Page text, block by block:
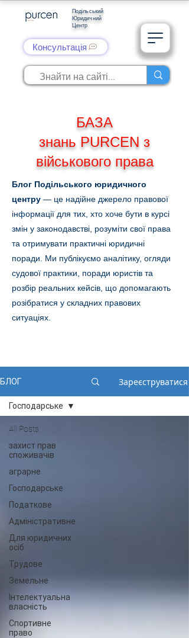
Подільський
Юридичний
Центр
Консультація
БАЗА
знань PURCEN з
військового права
Блог Подільського юридичного
центру — це надійне джерело правової
інформації для тих, хто хоче бути в курсі
змін у законодавстві, розуміти свої права
та отримувати практичні юридичні
поради. Ми публікуємо аналітику, огляди
судової практики, поради юристів та
розбір реальних кейсів, що допомагають
розібратися у складних правових
ситуаціях.
БЛОГ Зареєструватися
All Posts
захист прав
споживачів
аграрне
Господарське
Податкове
Адміністративне
Для юридичних
осіб
Трудове
Земельне
Інтелектуальна
власність
Спортивне
право
Господарське